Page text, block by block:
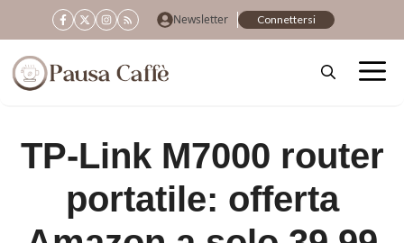
al
contenuto
Newsletter Connettersi
TP-Link M7000 router
portatile: offerta